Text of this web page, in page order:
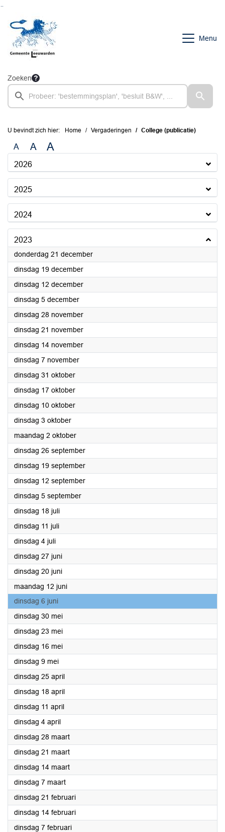
Menu
Zoeken
U bevindt zich hier: Home Vergaderingen College (publicatie)
A A A
2026
2025
2024
2023
donderdag 21 december2023
dinsdag 19 december2023
dinsdag 12 december2023
dinsdag 5 december2023
dinsdag 28 november2023
dinsdag 21 november2023
dinsdag 14 november2023
dinsdag 7 november2023
dinsdag 31 oktober2023
dinsdag 17 oktober2023
dinsdag 10 oktober2023
dinsdag 3 oktober2023
maandag 2 oktober2023
dinsdag 26 september2023
dinsdag 19 september2023
dinsdag 12 september2023
dinsdag 5 september2023
dinsdag 18 juli2023
dinsdag 11 juli2023
dinsdag 4 juli2023
dinsdag 27 juni2023
dinsdag 20 juni2023
maandag 12 juni2023
dinsdag 6 juni2023
dinsdag 30 mei2023
dinsdag 23 mei2023
dinsdag 16 mei2023
dinsdag 9 mei2023
dinsdag 25 april2023
dinsdag 18 april2023
dinsdag 11 april2023
dinsdag 4 april2023
dinsdag 28 maart2023
dinsdag 21 maart2023
dinsdag 14 maart2023
dinsdag 7 maart2023
dinsdag 21 februari2023
dinsdag 14 februari2023
dinsdag 7 februari2023